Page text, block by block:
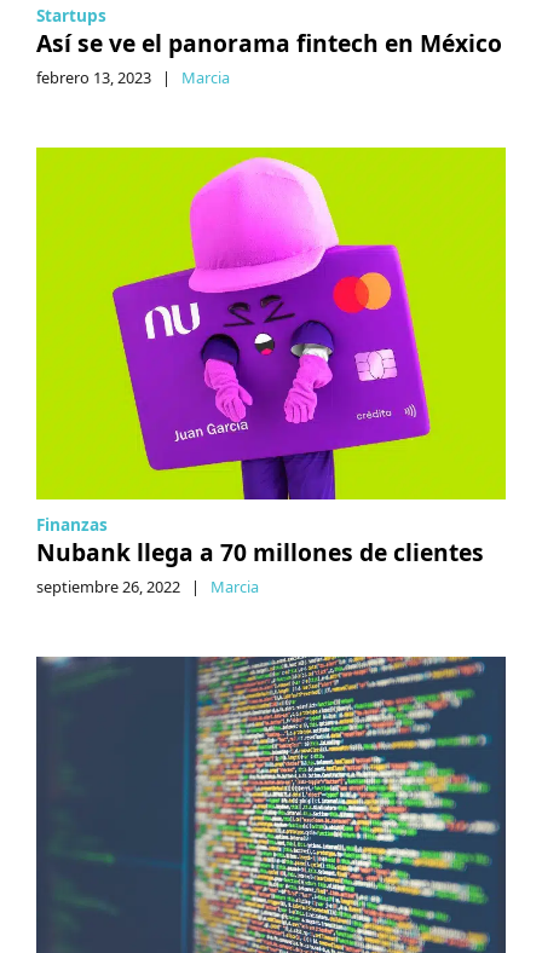
Startups
Así se ve el panorama fintech en México
febrero 13, 2023 | Marcia
Finanzas
Nubank llega a 70 millones de clientes
septiembre 26, 2022 | Marcia